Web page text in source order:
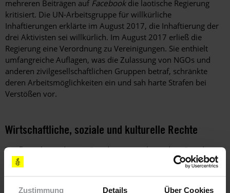
Zustimmung Details Über Cookies
mehreren Beiträgen auf Facebookdie laotische Regierung
kritisiert. Die UN-Arbeitsgruppe für willkürliche
Inhaftierungen erklärte im August 2017, die Inhaftierung der
drei Aktivisten sei willkürlich. Im August 2017 erließ die
Regierung eine Verordnung zu Vereinigungen. Sie enthielt
umfangreiche Auflagen, was die Zulassung von NGOs und
anderen zivilgesellschaftlichen Gruppen betraf, schränkte
deren Arbeitsmöglichkeiten ein und sah harte Strafen bei
Verstößen vor.
Wirtschaftliche, soziale und kulturelle Rechte
Dorfbewohner, die von Staudammprojekten, dem Bau der
Eisenbahnlinie von Laos nach China und anderen
umgesiedelt. Sie machten geltend, nicht ausreichend